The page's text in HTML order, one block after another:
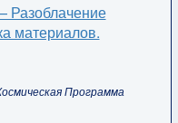
Разоблачение
материалов.
Программа